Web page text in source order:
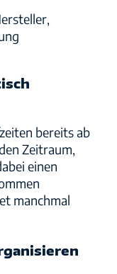
bereits ab
Zeitraum,
einen
manchmal